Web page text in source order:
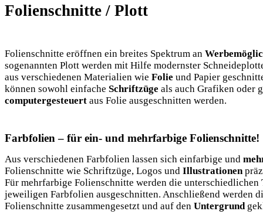
Folienschnitte / Plott
Folienschnitte eröffnen ein breites Spektrum an
sogenannten Plott werden mit Hilfe modernster
aus verschiedenen Materialien wie Folie und Papier
können sowohl einfache Schriftzüge als auch Grafiken oder
computergesteuert aus Folie ausgeschnitten werden.
Farbfolien – für ein- und mehrfarbige Folienschnitte!
Aus verschiedenen Farbfolien lassen sich einfarbige und
Folienschnitte wie Schriftzüge, Logos und Illustrationen
Für mehrfarbige Folienschnitte werden die unterschiedlichen
jeweiligen Farbfolien ausgeschnitten. Anschließend werden
Folienschnitte zusammengesetzt und auf den Untergrund